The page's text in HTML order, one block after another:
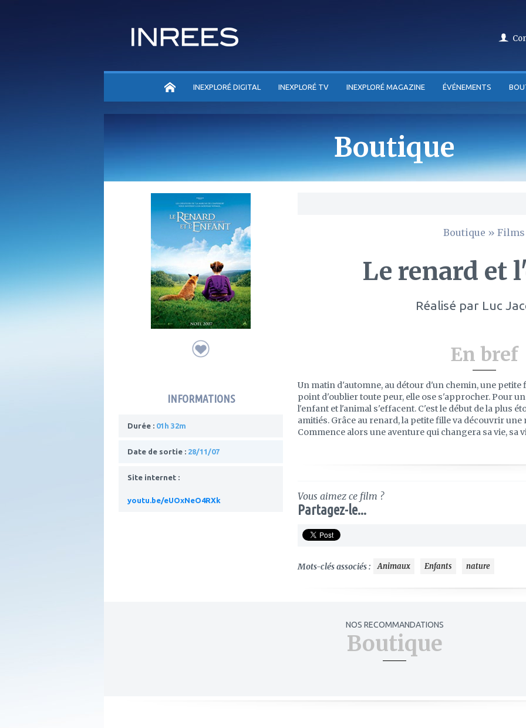
ACCUEILINEXPLORÉ DIGITAL INEXPLORÉ TV INEXPLORÉ MAGAZINE ÉVÉNEMENTS
Boutique
INFORMATIONS
Durée : 01h 32m
Date de sortie : 28/11/07
Site internet :
youtu.be/eUOxNeO4RXk
Boutique » Films
Le renard et
Réalisé par Luc
En bref
Un matin d'automne, au détour d'un chemin, une
point d'oublier toute peur, elle ose s'approcher. Pour
l'enfant et l'animal s'effacent. C'est le début de la plus
amitiés. Grâce au renard, la petite fille va découvrir une
Commence alors une aventure qui changera sa vie, sa
Vous aimez ce film ?
Partagez-le...
Mots-clés associés : Animaux Enfants nature
NOS RECOMMANDATIONS
Boutique